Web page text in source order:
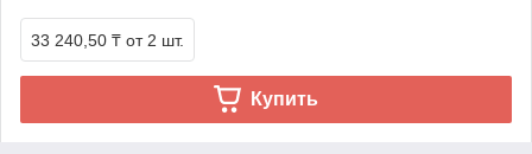
33 240,50 ₸ от 2 шт.
Купить